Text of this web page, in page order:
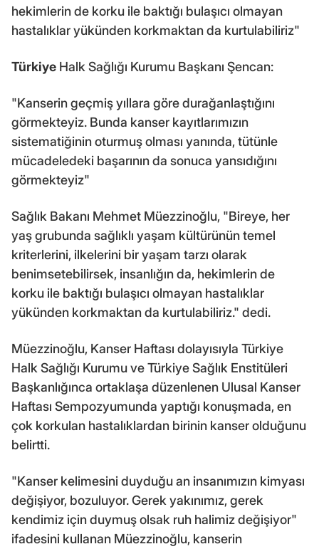
hekimlerin de korku ile baktığı bulaşıcı olmayan
hastalıklar yükünden korkmaktan da kurtulabiliriz"
Türkiye Halk Sağlığı Kurumu Başkanı Şencan:
"Kanserin geçmiş yıllara göre durağanlaştığını
görmekteyiz. Bunda kanser kayıtlarımızın
sistematiğinin oturmuş olması yanında, tütünle
mücadeledeki başarının da sonuca yansıdığını
görmekteyiz"
Sağlık Bakanı Mehmet Müezzinoğlu, "Bireye, her
yaş grubunda sağlıklı yaşam kültürünün temel
kriterlerini, ilkelerini bir yaşam tarzı olarak
benimsetebilirsek, insanlığın da, hekimlerin de
korku ile baktığı bulaşıcı olmayan hastalıklar
yükünden korkmaktan da kurtulabiliriz." dedi.
Müezzinoğlu, Kanser Haftası dolayısıyla Türkiye
Halk Sağlığı Kurumu ve Türkiye Sağlık Enstitüleri
Başkanlığınca ortaklaşa düzenlenen Ulusal Kanser
Haftası Sempozyumunda yaptığı konuşmada, en
çok korkulan hastalıklardan birinin kanser olduğunu
belirtti.
"Kanser kelimesini duyduğu an insanımızın kimyası
değişiyor, bozuluyor. Gerek yakınımız, gerek
kendimiz için duymuş olsak ruh halimiz değişiyor"
ifadesini kullanan Müezzinoğlu, kanserin